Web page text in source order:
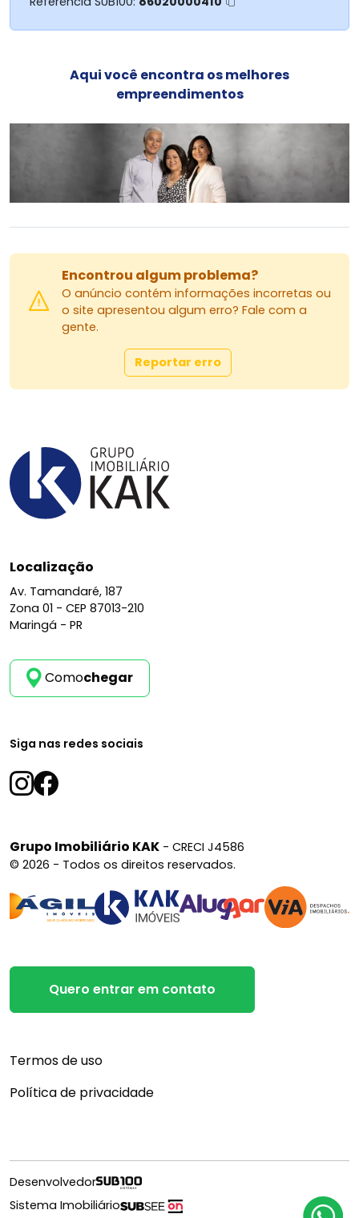
Aqui você encontra os melhores
empreendimentos
Encontrou algum problema?
O anúncio contém informações incorretas ou
o site apresentou algum erro? Fale com a
gente.
Reportar erro
Localização
Av. Tamandaré, 187
Zona 01 - CEP 87013-210
Maringá - PR
Comochegar
Siga nas redes sociais
Grupo Imobiliário KAK - CRECI J4586
© 2026 - Todos os direitos reservados.
Quero entrar em contato
Termos de uso
Política de privacidade
Desenvolvedor
Sistema Imobiliário